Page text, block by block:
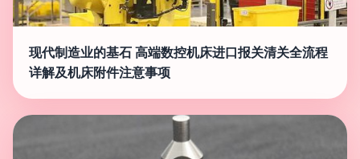
现代制造业的基石 高端数控机床进口报关清关全流程
详解及机床附件注意事项